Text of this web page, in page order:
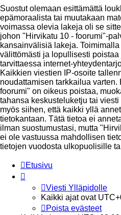
Suostut olemaan esittämättä
epämoraalista tai muutakaan
voimassa olevia lakeja oli se
johon "Hirvikatu 10 - foorumi"-
kansainvälisiä lakeja.
välittömästi ja lopullisesti
tarvittaessa internet-
Kaikkien viestien IP-osoite
noudattamisen tarkkailua
foorumi" on oikeus poistaa,
tahansa keskusteluketju tai
myös siihen, että kaikki yllä
tietokantaan. Tätä tietoa ei
ilman suostumustasi, mutta
ei ole vastuussa mahdollisen
tietojen vuodosta ulkopuolisille
Etusivu
Viesti Ylläpidolle
Kaikki ajat ovat
Poista evästeet